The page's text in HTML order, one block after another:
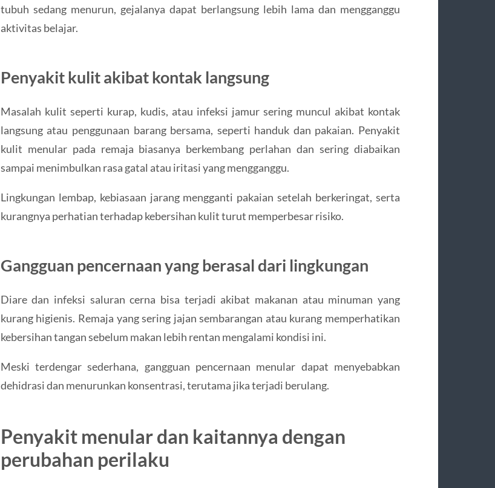
tubuh sedang menurun, gejalanya dapat berlangsung lebih lama dan mengganggu
aktivitas belajar.
Penyakit kulit akibat kontak langsung
Masalah kulit seperti kurap, kudis, atau infeksi jamur sering muncul akibat kontak
langsung atau penggunaan barang bersama, seperti handuk dan pakaian. Penyakit
kulit menular pada remaja biasanya berkembang perlahan dan sering diabaikan
sampai menimbulkan rasa gatal atau iritasi yang mengganggu.
Lingkungan lembap, kebiasaan jarang mengganti pakaian setelah berkeringat, serta
kurangnya perhatian terhadap kebersihan kulit turut memperbesar risiko.
Gangguan pencernaan yang berasal dari lingkungan
Diare dan infeksi saluran cerna bisa terjadi akibat makanan atau minuman yang
kurang higienis. Remaja yang sering jajan sembarangan atau kurang memperhatikan
kebersihan tangan sebelum makan lebih rentan mengalami kondisi ini.
Meski terdengar sederhana, gangguan pencernaan menular dapat menyebabkan
dehidrasi dan menurunkan konsentrasi, terutama jika terjadi berulang.
Penyakit menular dan kaitannya dengan
perubahan perilaku